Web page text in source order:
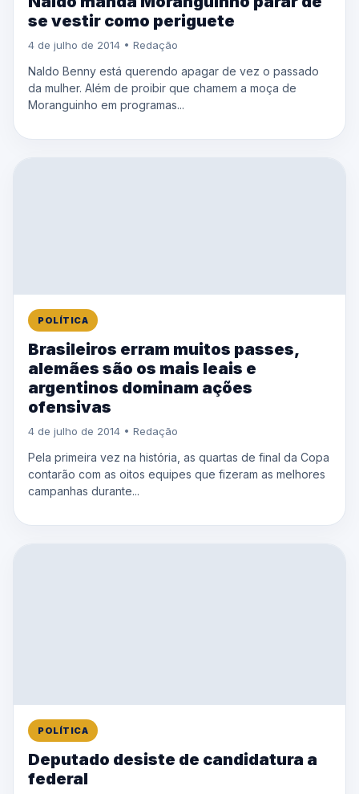
se vestir como periguete
4 de julho de 2014 • Redação
Naldo Benny está querendo apagar de vez o passado
da mulher. Além de proibir que chamem a moça de
Moranguinho em programas...
POLÍTICA
Brasileiros erram muitos passes,
alemães são os mais leais e
argentinos dominam ações
ofensivas
4 de julho de 2014 • Redação
Pela primeira vez na história, as quartas de final da Copa
contarão com as oitos equipes que fizeram as melhores
campanhas durante...
POLÍTICA
Deputado desiste de candidatura a
federal